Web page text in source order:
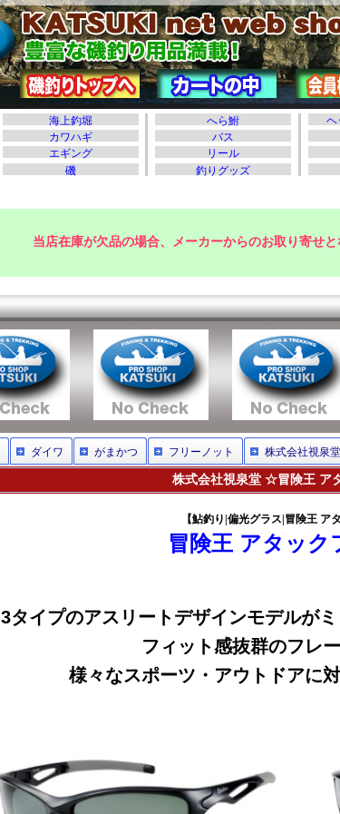
当店在庫が欠品の場合、メーカーからのお取り寄せ
ダイワ がまかつ フリーノット 株式会社視泉堂
株式会社視泉堂 ☆冒険王 ア
【鮎釣り|偏光グラス|冒険王 ア
冒険王 アタック
3タイプのアスリートデザインモデルが
フィット感抜群のフレ
様々なスポーツ・アウトドアに